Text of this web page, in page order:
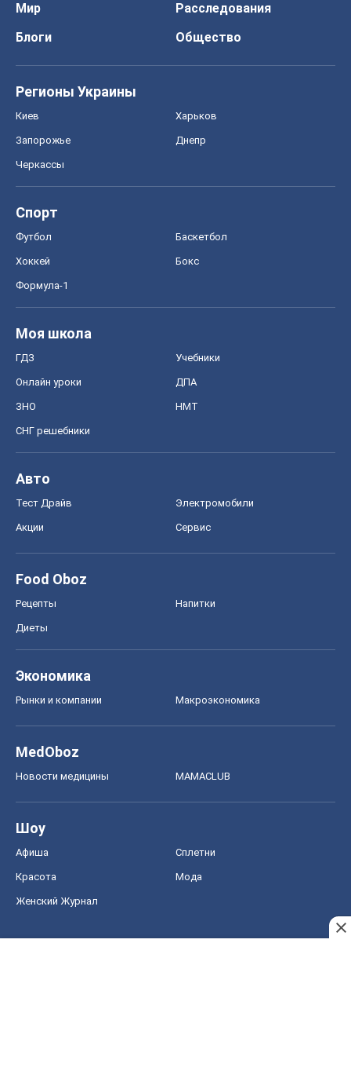
Мир
Расследования
Блоги
Общество
Регионы Украины
Киев Харьков
Запорожье Днепр
Черкассы
Спорт
Футбол Баскетбол
Хоккей Бокс
Формула-1
Моя школа
ГДЗ Учебники
Онлайн уроки ДПА
ЗНО НМТ
СНГ решебники
Авто
Тест Драйв Электромобили
Акции Сервис
Food Oboz
Рецепты Напитки
Диеты
Экономика
Рынки и компании Mакроэкономика
MedOboz
Новости медицины MAMACLUB
Шоу
Афиша Сплетни
Красота Мода
Женский Журнал